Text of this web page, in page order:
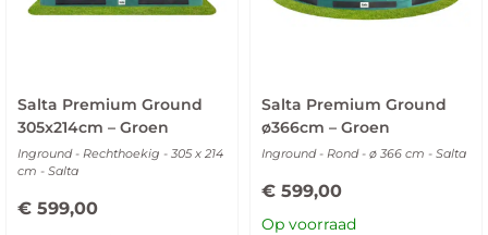
Salta Premium Ground
305x214cm – Groen
Inground - Rechthoekig - 305 x 214
cm - Salta
€ 599,00
Salta Premium Ground
ø366cm – Groen
Inground - Rond - ø 366 cm - Salta
€ 599,00
Op voorraad